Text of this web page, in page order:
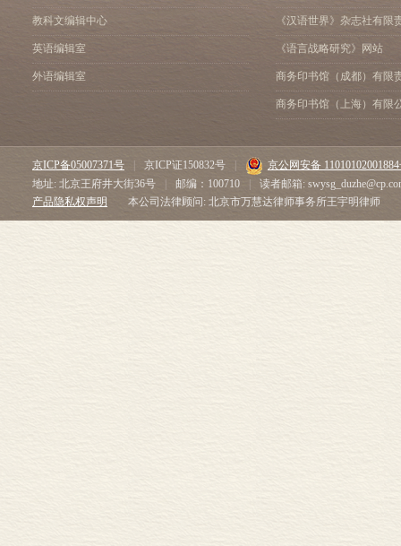
教科文编辑中心
英语编辑室
外语编辑室
《汉语世界》杂志社有限
《语言战略研究》网站
商务印书馆（成都）有限
商务印书馆（上海）有限
京ICP备05007371号 京ICP证150832号
京公网安备
地址: 北京王府井大街36号
邮编：100710
读者邮箱:
产品隐私权声明
本公司法律顾问: 北京市万慧达律师事务所王宇明律师